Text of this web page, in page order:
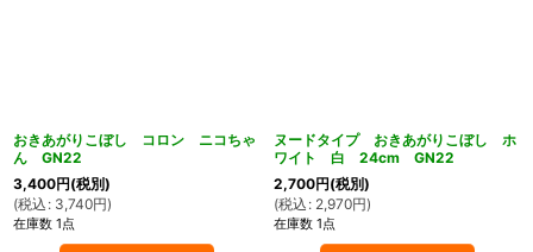
おきあがりこぼし コロン ニコちゃ
ん GN22
3,400円(税別)
(税込 : 3,740円)
在庫数 1点
ヌードタイプ おきあがりこぼし ホ
ワイト 白 24cm GN22
2,700円(税別)
(税込 : 2,970円)
在庫数 1点